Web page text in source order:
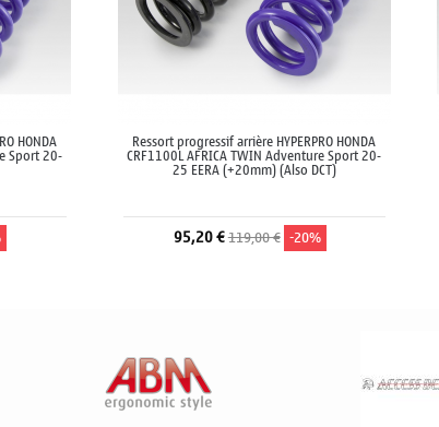
HONDA
Sport 20-
Ressort progressif arrière HYPERPRO HONDA
CRF1100L AFRICA TWIN Adventure Sport 20-
25 EERA (+20mm) (Also DCT)
95,20 €119,00 € -20%